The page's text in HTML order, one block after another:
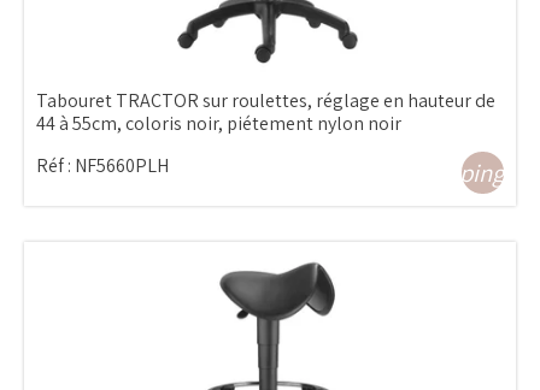
Tabouret TRACTOR sur roulettes, réglage en hauteur de
44 à 55cm, coloris noir, piétement nylon noir
Réf : NF5660PLH